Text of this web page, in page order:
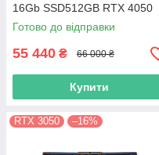
16Gb SSD512GB RTX 4050
6GB 15-fa2057ns
(D14JDEA)12715
Готово до відправки
55 440 ₴ 66 000 ₴
Купити
RTX 3050 –16%